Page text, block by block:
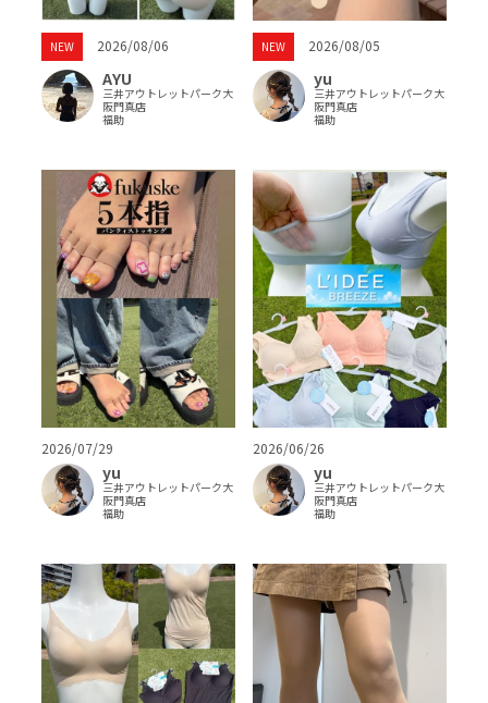
NEW 2026/08/06
AYU
三井アウトレットパーク大
阪門真店
福助
NEW 2026/08/05
yu
三井アウトレットパーク大
阪門真店
福助
2026/07/29
yu
三井アウトレットパーク大
阪門真店
福助
2026/06/26
yu
三井アウトレットパーク大
阪門真店
福助